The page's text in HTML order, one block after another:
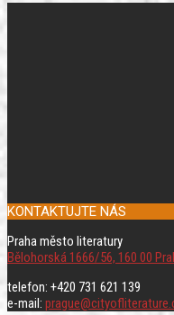
KONTAKTUJTE NÁS
Praha město literatury
Bělohorská 1666/56, 160 00
telefon: +420 731 621 139
e-mail: